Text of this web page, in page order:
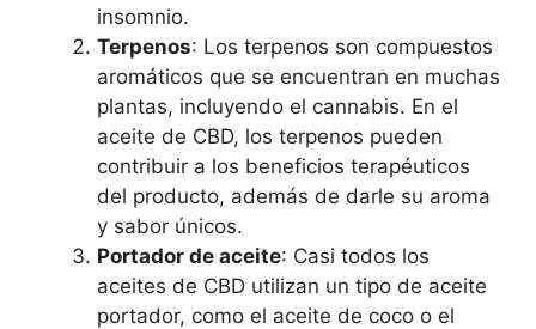
insomnio.
Terpenos: Los terpenos son compuestos
aromáticos que se encuentran en muchas
plantas, incluyendo el cannabis. En el
aceite de CBD, los terpenos pueden
contribuir a los beneficios terapéuticos
del producto, además de darle su aroma
y sabor únicos.
Portador de aceite: Casi todos los
aceites de CBD utilizan un tipo de aceite
portador, como el aceite de coco o el